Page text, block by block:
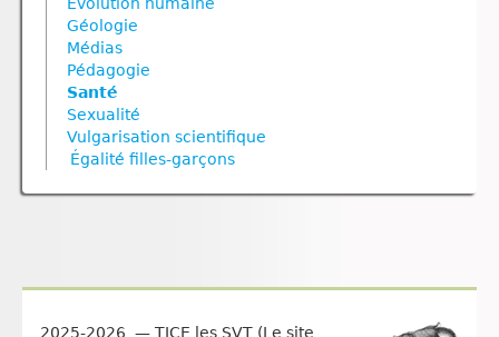
Reproduction végétale
Ressources naturelles et pollution
Nutrition végétale
Reproduction
Reproduction animale
Reproduction végétale
Univers et planètes
Nutrition végétale
Ressources naturelles et pollution
Nutrition animale
Reproduction
Reproduction animale
Géodynamique externe
Géodynamique interne
Ressources naturelles et pollution
Géologie
Médias
Pédagogie
Santé
Sexualité
Vulgarisation scientifique
Égalité filles‑garçons
2025-2026 — TICE les SVT (Le site